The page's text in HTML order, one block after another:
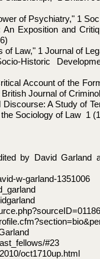
of Psychiatry," 1
Exposition and
Law," 1 Journal of
Historic
Account of the
Journal of
A Study of
Sociology of Law 1
by David Garland
w-garland-1351006
#23
oct1710up.html